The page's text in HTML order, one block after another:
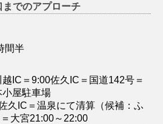
までのアプローチ
間半
越IC＝9:00佐久IC＝国道142号＝
屋駐車場
久IC＝温泉にて清算（候補：ふ
大宮21:00～22:00